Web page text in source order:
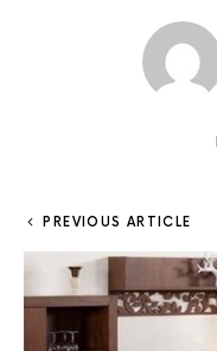
PREVIOUS ARTICLE